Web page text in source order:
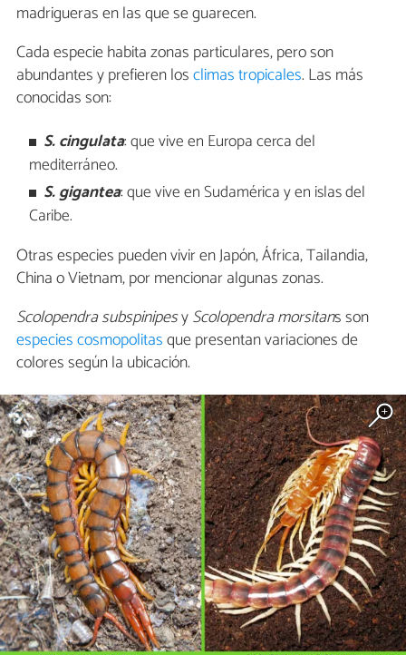
madrigueras en las que se guarecen.
Cada especie habita zonas particulares, pero son
abundantes y prefieren losclimas tropicales. Las más
conocidas son:
S. cingulata:que vive en Europa cerca del
mediterráneo.
S. gigantea: que vive en Sudamérica y en islas del
Caribe.
Otras especies pueden vivir en Japón, África, Tailandia,
China o Vietnam, por mencionar algunas zonas.
Scolopendra subspinipesyScolopendra morsitans son
especies cosmopolitasque presentan variaciones de
colores según la ubicación.